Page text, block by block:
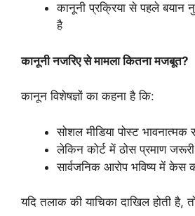
कानूनी प्रक्रिया से पहले बयान
है
कानूनीनजरिएसेमामलाकितनामजबूत?
कानून विशेषज्ञों का कहना है कि:
सोशल मीडिया पोस्ट
लेकिन कोर्ट में ठोस प्रमाण
सार्वजनिक आरोप भविष्य में
यदि तलाक की याचिका दाखिल होती है,